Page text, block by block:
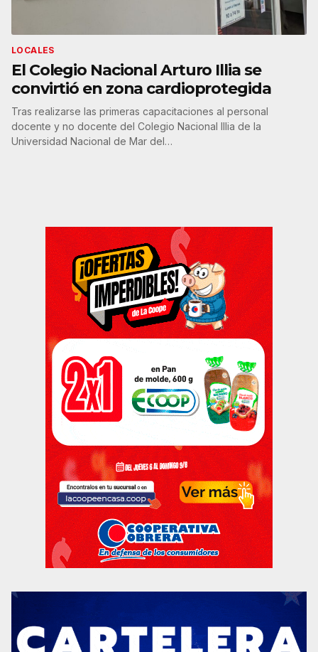
LOCALES
El Colegio Nacional Arturo Illia se
convirtió en zona cardioprotegida
Tras realizarse las primeras capacitaciones al personal
docente y no docente del Colegio Nacional Illia de la
Universidad Nacional de Mar del…